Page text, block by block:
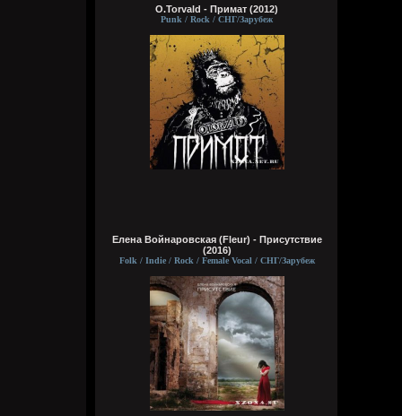
typical crabs
Вчера в 18:00:43
а видосы то остались
Bestial
Вчера в 17:59:12
Ну лежит, то и упало
версус,слово и рбл уже загнулись. даже
лига гнойного помоему.
Кукуня
Вчера в 16:16:37
O.Torvald - Примат (2012)
Punk / Rock / СНГ/Зарубеж
Елена Войнаровская (Fleur) - Присутствие
(2016)
Folk / Indie / Rock / Female Vocal / СНГ/Зарубеж